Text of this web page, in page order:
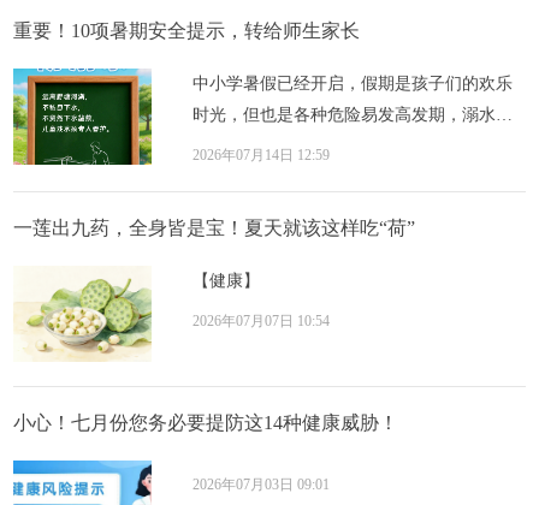
重要！10项暑期安全提示，转给师生家长
中小学暑假已经开启，假期是孩子们的欢乐
时光，但也是各种危险易发高发期，溺水、
触电、火灾灾害性天气、交通事故……暑期
2026年07月14日 12:59
一莲出九药，全身皆是宝！夏天就该这样吃“荷”
【健康】
2026年07月07日 10:54
小心！七月份您务必要提防这14种健康威胁！
2026年07月03日 09:01